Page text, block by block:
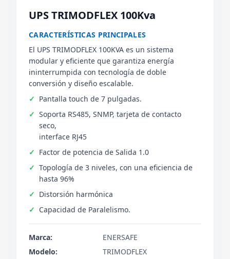
UPS TRIMODFLEX 100Kva
CARACTERÍSTICAS PRINCIPALES
El UPS TRIMODFLEX 100KVA es un sistema
modular y eficiente que garantiza energía
ininterrumpida con tecnología de doble
conversión y diseño escalable.
Pantalla touch de 7 pulgadas.
Soporta RS485, SNMP, tarjeta de contacto
seco,
interface RJ45
Factor de potencia de Salida 1.0
Topología de 3 niveles, con una eficiencia de
hasta 96%
Distorsión harmónica
Capacidad de Paralelismo.
Marca:
ENERSAFE
Modelo:
TRIMODFLEX